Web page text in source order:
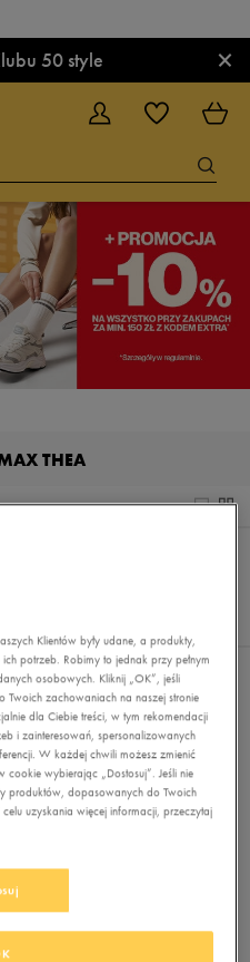
50 style ×
THEA
wyświetlenia
lub
Klientów były udane, a produkty,
potrzeb. Robimy to jednak przy pełnym
osobowych. Kliknij „OK”, jeśli
Twoich zachowaniach na naszej stronie
dla Ciebie treści, w tym rekomendacji
i zainteresowań, spersonalizowanych
W każdej chwili możesz zmienić
wybierając „Dostosuj”. Jeśli nie
produktów, dopasowanych do Twoich
uzyskania więcej informacji, przeczytaj